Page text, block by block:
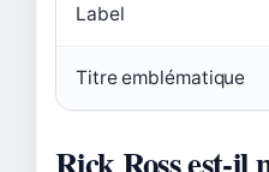
Label
Titre emblématique